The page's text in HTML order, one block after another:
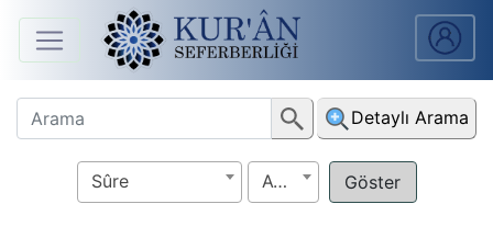
Anasayfa
Sûreler
Arapça
Detaylı Arama
Sûre Ayet